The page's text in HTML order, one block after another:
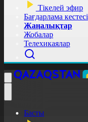
Тікелей эфир
Бағдарлама кестесі
Жаңалықтар
Жобалар
Телехикаялар
Басты